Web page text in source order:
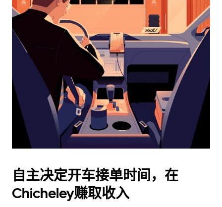
日
并
期。
按
退
闭
日
历。
自主决定开车接单时间，在
Chicheley赚取收入